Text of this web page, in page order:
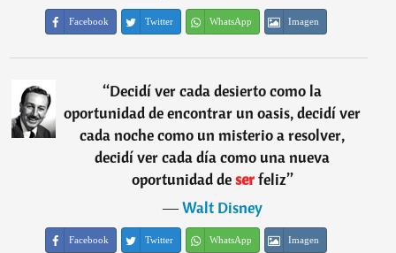
Facebook Twitter WhatsApp Imagen
“Decidí ver cada desierto como la
oportunidad de encontrar un oasis, decidí ver
cada noche como un misterio a resolver,
decidí ver cada día como una nueva
oportunidad deserfeliz”
―Walt Disney
Facebook Twitter WhatsApp Imagen